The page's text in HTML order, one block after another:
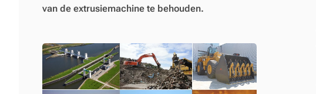
van de extrusiemachine te behouden.